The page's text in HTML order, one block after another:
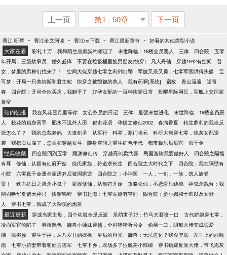
上一页 第1 - 50章 下一页
香江 听辉 - 香江全文阅读 - 香江txt下载 - 香江最新章节 - 好看的其他类型小说
大家在看 彩礼十万，我和陌生总裁契约领证了 末世降临：18楼全员恶人 三体
四合院：五零
年开局，三级炊事员
婚久必痒 不要在垃圾桶里捡男朋友[快穿] 凡人丹仙 穿越1942有空间
普
女，梦里的男神们找来了！
空间大佬穿越七零之利剑出鞘 军嫂又茶又勇，七零军官哄得头痛
宝
可梦：开局一只美纳斯和君主蛇
快穿之被觊觎的美人 我有药啊[系统] 宿敌 青山湿遍
逆青
春
四合院：开局全款买房，我躺平了 好孕女配的一百种快穿日常
投喂星际网民，军舰上交国家
暴富
站内强推 我在风花雪月里等你 女公务员的日记 三体 最强末世进化
末世降临：18楼全员恶
人
校花的贴身高手 肥水不流外人田 都市花语 华娱之修仙2002 春满香夏
转生萝莉的我当反
派怎么了？
我的总裁老妈 大道剑圣 从军行 科举，寒门状元
科研大佬穿七零，炮灰女配逆
袭
我都卖豆腐了，怎么和穿越女斗 随身空间之重生红色年代 都市极乐后后宫 假千金
经典收藏 四合院回到五零 顾渊修仙传 穿越亮剑卖武器 民国游骑我要做好人
四合院之隔墙
有耳
修仙：从拥有仙府开始 徐氏家族，符道求长生 四合院之大时代之下
四合院：我在隔壁有
小院
六零真千金遭全家厌弃后被国家宠 四合院之：小神医
一人，一剑，一族，筑人族脊
梁！
铁血抗日之屠杀小鬼子 家族修仙，从制符开始 攻略众仙，不恋爱只缺德
神鬼杀戮台：我
能召唤华夏诸天神只
快穿锦鲤 穿书赶海：七零军婚有空间
四合院：娄小娥和于莉以及女野
人
穿书七零，我成了大杂院的炮灰
最近更新 穿成当家主母，四个幼崽全是反派 呆萌世子妃：竹马夫君咬一口
古代娇娘穿七零，
冷面军官沦陷了
港夜熟色 御兽小师妹穿越，全村猪猪听号令
偷亲一口，阴郁大佬变成恋爱
脑
疯柳腰 重生千禧，从八岁开始摆摊 皇后的容光 御兽：无法进化？我会兜底
左耳上的那颗
痣
七零小娇妻带着萌娃去随军 七零下乡，农场多了位貌美小辣椒
穿书错嫁反派大佬，带飞炮灰